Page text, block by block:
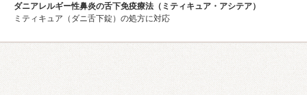
ダニアレルギー性鼻炎の舌下免疫療法（ミティキュア・アシテア）
ミティキュア（ダニ舌下錠）の処方に対応